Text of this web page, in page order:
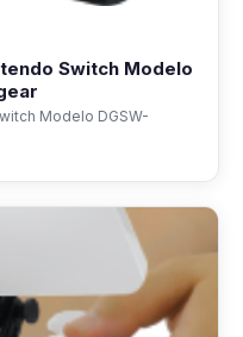
Switch Modelo
Modelo DGSW-